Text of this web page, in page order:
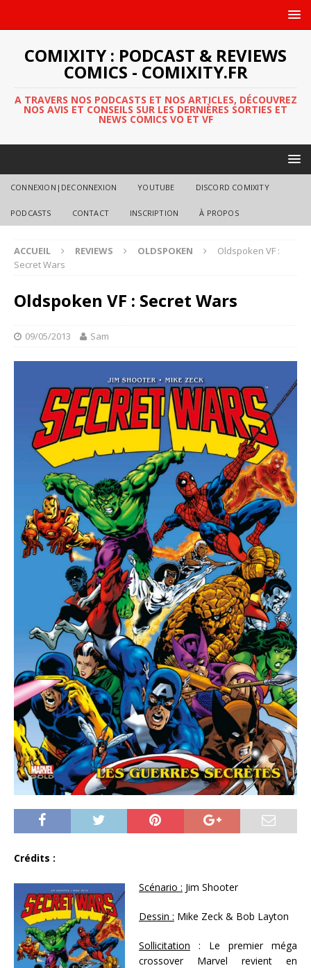
COMIXITY : PODCAST & REVIEWS
COMICS - COMIXITY.FR
A TRAVERS NOS PODCASTS ET NOS ARTICLES, DÉCOUVREZ
NOS AVIS ET CONSEILS SUR LES DERNIÈRES SORTIES ET
NEWS COMICS VO ET VF
CONNEXION|DECONNEXION YOUTUBE DISCORD COMIXITY
PODCASTS CONTACT INSCRIPTION À PROPOS
ACCUEIL REVIEWS OLDSPOKEN
Oldspoken VF :
Secret Wars
Oldspoken VF : Secret Wars
09/05/2013 Sam
Crédits :
Scénario : Jim Shooter
Dessin : Mike Zeck & Bob Layton
Sollicitation : Le premier méga
crossover Marvel revient en